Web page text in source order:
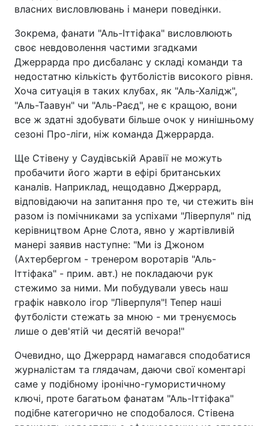
власних висловлювань і манери поведінки.
Зокрема, фанати "Аль-Іттіфака" висловлюють
своє невдоволення частими згадками
Джеррарда про дисбаланс у складі команди та
недостатню кількість футболістів високого рівня.
Хоча ситуація в таких клубах, як "Аль-Халідж",
"Аль-Таавун" чи "Аль-Раєд", не є кращою, вони
все ж здатні здобувати більше очок у нинішньому
сезоні Про-ліги, ніж команда Джеррарда.
Ще Стівену у Саудівській Аравії не можуть
пробачити його жарти в ефірі британських
каналів. Наприклад, нещодавно Джеррард,
відповідаючи на запитання про те, чи стежить він
разом із помічниками за успіхами "Ліверпуля" під
керівництвом Арне Слота, явно у жартівливій
манері заявив наступне: "Ми із Джоном
(Ахтербергом - тренером воротарів "Аль-
Іттіфака" - прим. авт.) не покладаючи рук
стежимо за ними. Ми побудували увесь наш
графік навколо ігор "Ліверпуля"! Тепер наші
футболісти стежать за мною - ми тренуємось
лише о дев'ятій чи десятій вечора!"
Очевидно, що Джеррард намагався сподобатися
журналістам та глядачам, даючи свої коментарі
саме у подібному іронічно-гумористичному
ключі, проте багатьом фанатам "Аль-Іттіфака"
подібне категорично не сподобалося. Стівена